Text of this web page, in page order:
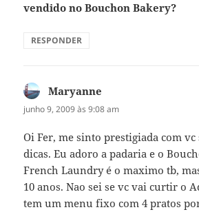
vendido no Bouchon Bakery?
RESPONDER
Maryanne
junho 9, 2009 às 9:08 am
Oi Fer, me sinto prestigiada com
dicas. Eu adoro a padaria e o
French Laundry é o maximo tb,
10 anos. Nao sei se vc vai curtir o
tem um menu fixo com 4 pratos